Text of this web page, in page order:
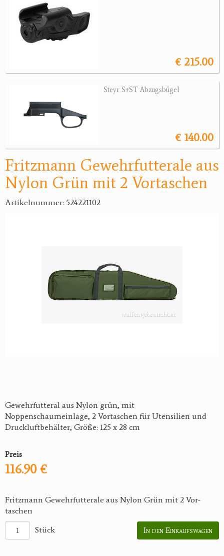
Jagdreviere
Bücher, Videos
€ 215.00
Steyr S+ST Abzugsbügel
€ 140.00
Fritzmann Gewehrfutterale aus
Nylon Grün mit 2 Vor­taschen
Artikelnummer: 524221102
Gewehrfutteral aus Nylon grün, mit
Noppenschaumeinlage, 2 Vor­taschen für Utensilien und
Druckluftbehälter, Größe: 125 x 28 cm
Preis
116.90 €
Fritzmann Gewehrfutterale aus Nylon Grün mit 2 Vor­
taschen
Stück
In den Einkaufswagen